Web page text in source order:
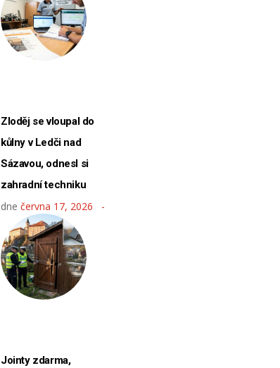
Zloděj se vloupal do
kůlny v Ledči nad
Sázavou, odnesl si
zahradní techniku
dne června 17, 2026
Jointy zdarma,